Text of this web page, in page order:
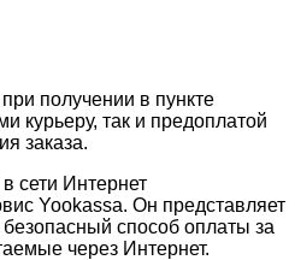
получении в пункте
курьеру, так и предоплатой
заказа.
сети Интернет
Yookassa. Он представляет
способ оплаты за
через Интернет.